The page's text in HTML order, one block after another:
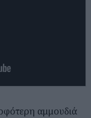
αμμουδιά